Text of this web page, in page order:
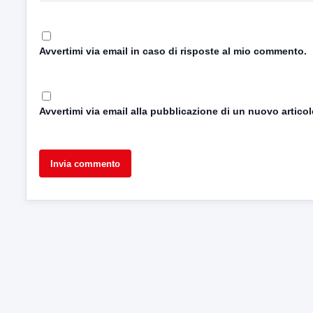
Avvertimi via email in caso di risposte al mio commento.
Avvertimi via email alla pubblicazione di un nuovo